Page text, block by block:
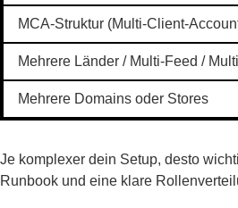
MCA-Struktur (Multi-Client-
Mehrere Länder / Multi-Feed /
Mehrere Domains oder Stores
Je komplexer dein Setup, desto
Runbook und eine klare